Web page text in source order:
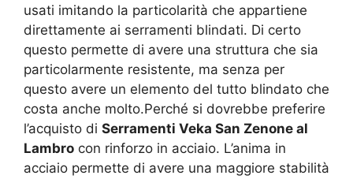
usati imitando la particolarità che appartiene
direttamente ai serramenti blindati. Di certo
questo permette di avere una struttura che sia
particolarmente resistente, ma senza per
questo avere un elemento del tutto blindato che
costa anche molto.Perché si dovrebbe preferire
l’acquisto di Serramenti Veka San Zenone al
Lambro con rinforzo in acciaio. L’anima in
acciaio permette di avere una maggiore stabilità